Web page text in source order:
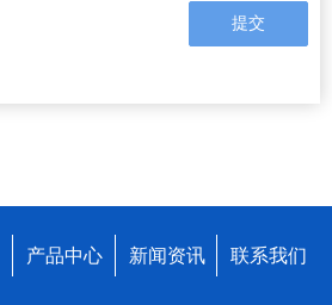
提交
产品中心 新闻资讯 联系我们